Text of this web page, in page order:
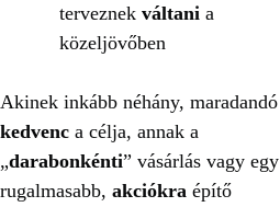
terveznek váltani a
közeljövőben
Akinek inkább néhány, maradandó
kedvenc a célja, annak a
„darabonkénti” vásárlás vagy egy
rugalmasabb, akciókra építő